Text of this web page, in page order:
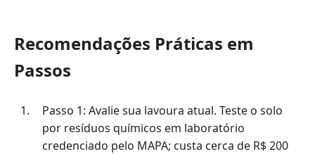
Recomendações Práticas em
Passos
Passo 1: Avalie sua lavoura atual. Teste o solo
por resíduos químicos em laboratório
credenciado pelo MAPA; custa cerca de R$ 200